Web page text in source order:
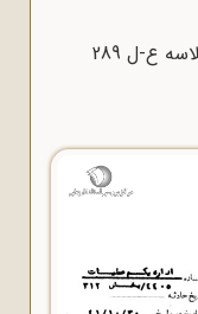
ع-ل 289